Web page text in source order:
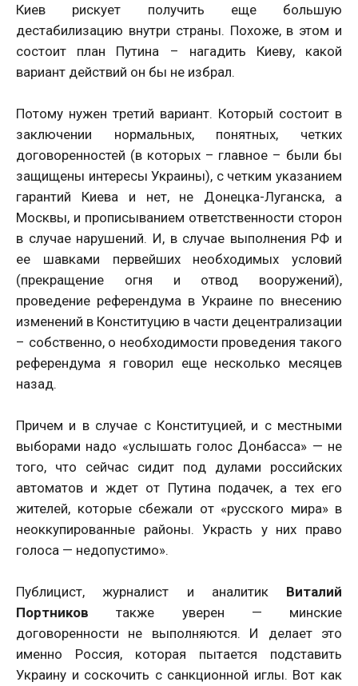
Киев рискует получить еще большую
дестабилизацию внутри страны. Похоже, в этом и
состоит план Путина – нагадить Киеву, какой
вариант действий он бы не избрал.
Потому нужен третий вариант. Который состоит в
заключении нормальных, понятных, четких
договоренностей (в которых – главное – были бы
защищены интересы Украины), с четким указанием
гарантий Киева и нет, не Донецка-Луганска, а
Москвы, и прописыванием ответственности сторон
в случае нарушений. И, в случае выполнения РФ и
ее шавками первейших необходимых условий
(прекращение огня и отвод вооружений),
проведение референдума в Украине по внесению
изменений в Конституцию в части децентрализации
– собственно, о необходимости проведения такого
референдума я говорил еще несколько месяцев
назад.
Причем и в случае с Конституцией, и с местными
выборами надо «услышать голос Донбасса» — не
того, что сейчас сидит под дулами российских
автоматов и ждет от Путина подачек, а тех его
жителей, которые сбежали от «русского мира» в
неоккупированные районы. Украсть у них право
голоса — недопустимо».
Публицист, журналист и аналитик Виталий
Портниковтакже уверен — минские
договоренности не выполняются. И делает это
именно Россия, которая пытается подставить
Украину и соскочить с санкционной иглы. Вот как